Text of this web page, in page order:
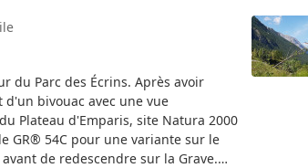
du Parc des Écrins. Après avoir
bivouac avec une vue
Plateau d'Emparis, site Natura 2000
GR® 54C pour une variante sur le
de redescendre sur la Grave.